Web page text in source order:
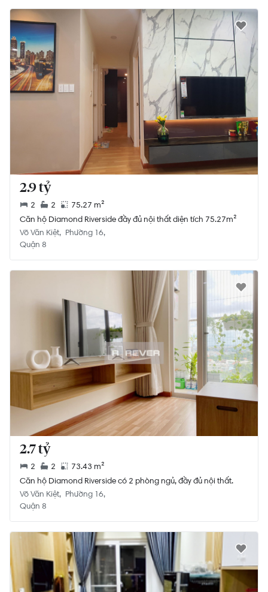
2.9 tỷ
2 2
75.27 m²
Căn hộ Diamond Riverside đầy đủ nội thất diện tích 75.27m²
Võ Văn Kiệt
Phường 16
Quận 8
2.7 tỷ
2 2
73.43 m²
Căn hộ Diamond Riverside có 2 phòng ngủ, đầy đủ nội thất.
Võ Văn Kiệt
Phường 16
Quận 8